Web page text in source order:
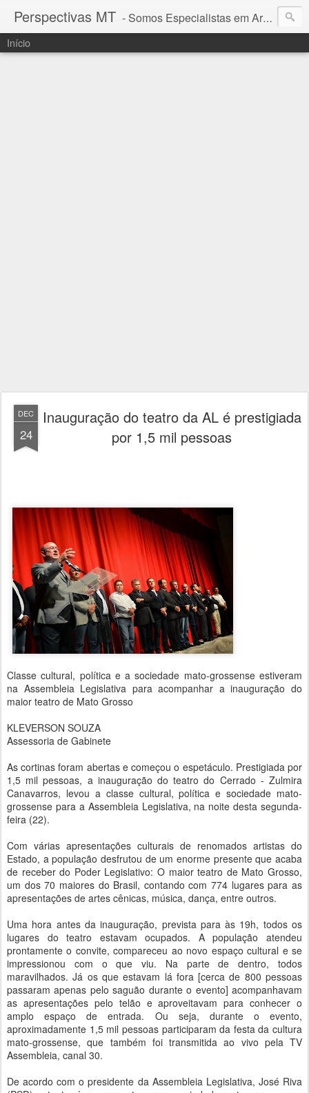
Perspectivas MT - Somos Especialistas em Araguaia - Mato Grosso
Início
DEC
24
Inauguração do teatro da AL é prestigiada
por 1,5 mil pessoas
Classe cultural, política e a sociedade mato-grossense estiveram
na Assembleia Legislativa para acompanhar a inauguração do
maior teatro de Mato Grosso
KLEVERSON SOUZA
Assessoria de Gabinete
As cortinas foram abertas e começou o espetáculo. Prestigiada por
1,5 mil pessoas, a inauguração do teatro do Cerrado - Zulmira
Canavarros, levou a classe cultural, política e sociedade mato-
grossense para a Assembleia Legislativa, na noite desta segunda-
feira (22).
Com várias apresentações culturais de renomados artistas do
Estado, a população desfrutou de um enorme presente que acaba
de receber do Poder Legislativo: O maior teatro de Mato Grosso,
um dos 70 maiores do Brasil, contando com 774 lugares para as
apresentações de artes cênicas, música, dança, entre outros.
Uma hora antes da inauguração, prevista para às 19h, todos os
lugares do teatro estavam ocupados. A população atendeu
prontamente o convite, compareceu ao novo espaço cultural e se
impressionou com o que viu. Na parte de dentro, todos
maravilhados. Já os que estavam lá fora [cerca de 800 pessoas
passaram apenas pelo saguão durante o evento] acompanhavam
as apresentações pelo telão e aproveitavam para conhecer o
amplo espaço de entrada. Ou seja, durante o evento,
aproximadamente 1,5 mil pessoas participaram da festa da cultura
mato-grossense, que também foi transmitida ao vivo pela TV
Assembleia, canal 30.
De acordo com o presidente da Assembleia Legislativa, José Riva